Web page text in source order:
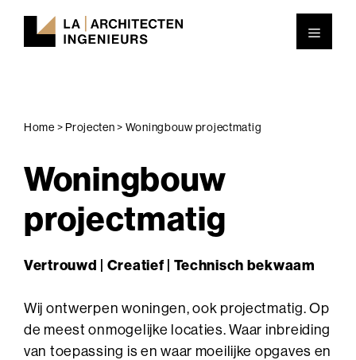
Home > Projecten> Woningbouw projectmatig
Woningbouw
projectmatig
Vertrouwd | Creatief | Technisch bekwaam
Wij ontwerpen woningen, ook projectmatig. Op
de meest onmogelijke locaties. Waar inbreiding
van toepassing is en waar moeilijke opgaves en